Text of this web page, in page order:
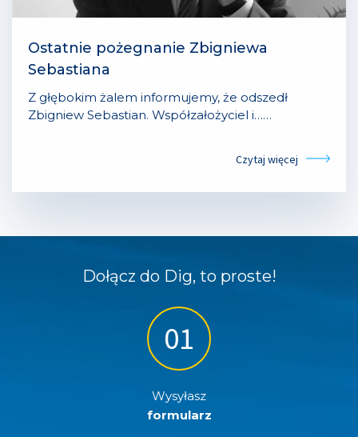
Ostatnie pożegnanie Zbigniewa
Sebastiana
Z głębokim żalem informujemy, że odszedł
Zbigniew Sebastian. Współzałożyciel i……
Czytaj więcej
Dołącz do Dig, to proste!
Wysyłasz
formularz